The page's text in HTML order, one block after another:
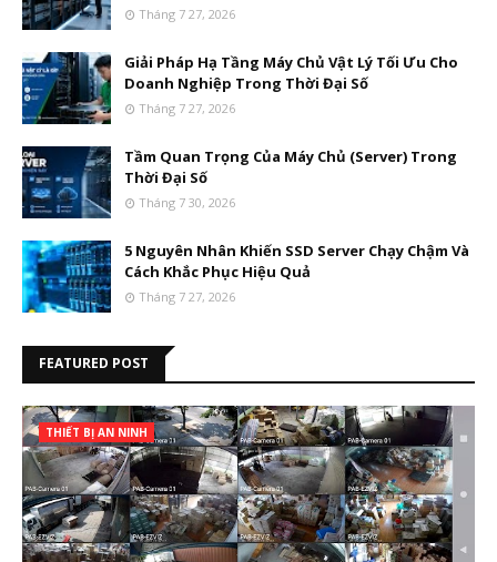
Tháng 7 27, 2026
Giải Pháp Hạ Tầng Máy Chủ Vật Lý Tối Ưu Cho
Doanh Nghiệp Trong Thời Đại Số
Tháng 7 27, 2026
Tầm Quan Trọng Của Máy Chủ (Server) Trong
Thời Đại Số
Tháng 7 30, 2026
5 Nguyên Nhân Khiến SSD Server Chạy Chậm Và
Cách Khắc Phục Hiệu Quả
Tháng 7 27, 2026
FEATURED POST
THIẾT BỊ AN NINH